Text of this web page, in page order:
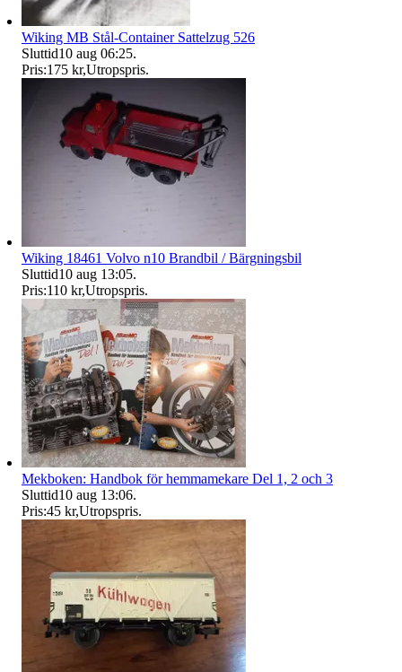
Wiking MB Stål-Container Sattelzug 526
Sluttid10 aug 06:25.
Pris:175 kr,Utropspris.
Wiking 18461 Volvo n10 Brandbil / Bärgningsbil
Sluttid10 aug 13:05.
Pris:110 kr,Utropspris.
Mekboken: Handbok för hemmamekare Del 1, 2 och 3
Sluttid10 aug 13:06.
Pris:45 kr,Utropspris.